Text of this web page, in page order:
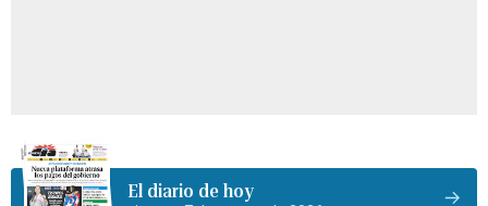
El diario de hoy